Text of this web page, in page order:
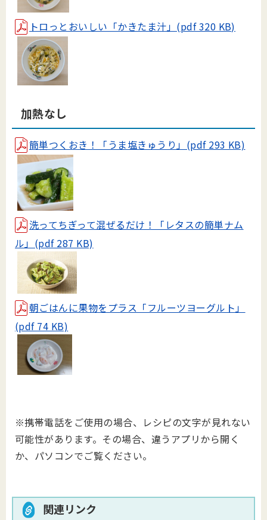
トロっとおいしい「かきたま汁」(pdf 320 KB)
加熱なし
簡単つくおき！「うま塩きゅうり」(pdf 293 KB)
洗ってちぎって混ぜるだけ！「レタスの簡単ナム
ル」(pdf 287 KB)
朝ごはんに果物をプラス「フルーツヨーグルト」
(pdf 74 KB)
※携帯電話をご使用の場合、レシピの文字が見れない
可能性があります。その場合、違うアプリから開く
か、パソコンでご覧ください。
関連リンク